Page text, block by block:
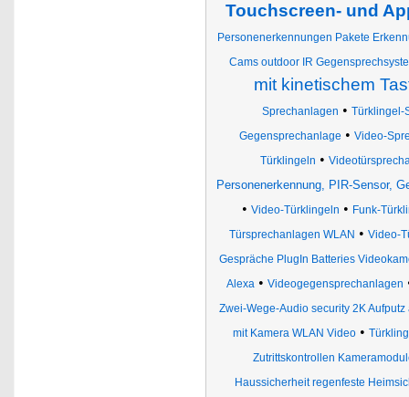
Touchscreen- und
Personenerkennungen Pakete
Cams outdoor IR
mit kinetischem
Sprechanlagen • Türklingel-
Gegensprechanlage • Video-
Türklingeln •
Personenerkennung, PIR-Sensor,
• Video-Türklingeln • Funk-
Türsprechanlagen WLAN • Video-
Gespräche PlugIn Batteries
Alexa • Videogegensprechanlagen
Zwei-Wege-Audio security 2K
mit Kamera WLAN Video •
Zutrittskontrollen
Haussicherheit regenfeste